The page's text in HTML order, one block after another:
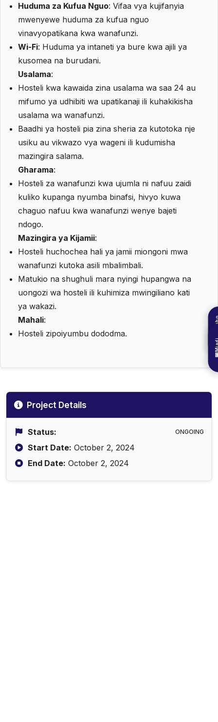
Huduma za Kufua Nguo: Vifaa vya kujifanyia
mwenyewe huduma za kufua nguo
vinavyopatikana kwa wanafunzi.
Wi-Fi: Huduma ya intaneti ya bure kwa ajili ya
kusomea na burudani.
Usalama:
Hosteli kwa kawaida zina usalama wa saa 24 au
mifumo ya udhibiti wa upatikanaji ili kuhakikisha
usalama wa wanafunzi.
Baadhi ya hosteli pia zina sheria za kutotoka nje
usiku au vikwazo vya wageni ili kudumisha
mazingira salama.
Gharama:
Hosteli za wanafunzi kwa ujumla ni nafuu zaidi
kuliko kupanga nyumba binafsi, hivyo kuwa
chaguo nafuu kwa wanafunzi wenye bajeti
ndogo.
Mazingira ya Kijamii:
Hosteli huchochea hali ya jamii miongoni mwa
wanafunzi kutoka asili mbalimbali.
Matukio na shughuli mara nyingi hupangwa na
uongozi wa hosteli ili kuhimiza mwingiliano kati
ya wakazi.
Mahali:
Hosteli zipoiyumbu dododma.
Project Details
Status: ONGOING
Start Date: October 2, 2024
End Date: October 2, 2024